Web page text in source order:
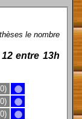
le nombre
entre 13h